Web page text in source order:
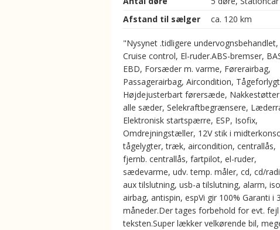
Afstand til sælger
ca. 120 km
"Nysynet .tidligere undervognsbehandlet,
Cruise control, El-ruder.ABS-bremser,
EBD, Forsæder m. varme, Førerairbag,
Passagerairbag, Aircondition,
Højdejusterbart førersæde, Nakkestøtter
alle sæder, Selekraftbegrænsere,
Elektronisk startspærre, ESP, Isofix,
Omdrejningstæller, 12V stik i
tågelygter, træk, aircondition, centrallås,
fjernb. centrallås, fartpilot, el-ruder,
sædevarme, udv. temp. måler, cd, cd/
aux tilslutning, usb-a tilslutning, alarm,
airbag, antispin, espVi gir 100% Garanti i 3
måneder.Der tages forbehold for evt. fejl
teksten.Super lækker velkørende bil,